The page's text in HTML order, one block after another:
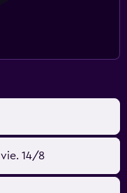
vie. 14/8